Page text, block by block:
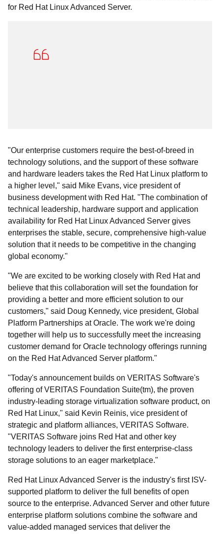
for Red Hat Linux Advanced Server.
"Our enterprise customers require the best-of-breed in
technology solutions, and the support of these software
and hardware leaders takes the Red Hat Linux platform to
a higher level," said Mike Evans, vice president of
business development with Red Hat. "The combination of
technical leadership, hardware support and application
availability for Red Hat Linux Advanced Server gives
enterprises the stable, secure, comprehensive high-value
solution that it needs to be competitive in the changing
global economy."
"We are excited to be working closely with Red Hat and
believe that this collaboration will set the foundation for
providing a better and more efficient solution to our
customers," said Doug Kennedy, vice president, Global
Platform Partnerships at Oracle. The work we're doing
together will help us to successfully meet the increasing
customer demand for Oracle technology offerings running
on the Red Hat Advanced Server platform."
"Today's announcement builds on VERITAS Software's
offering of VERITAS Foundation Suite(tm), the proven
industry-leading storage virtualization software product, on
Red Hat Linux," said Kevin Reinis, vice president of
strategic and platform alliances, VERITAS Software.
"VERITAS Software joins Red Hat and other key
technology leaders to deliver the first enterprise-class
storage solutions to an eager marketplace."
Red Hat Linux Advanced Server is the industry's first ISV-
supported platform to deliver the full benefits of open
source to the enterprise. Advanced Server and other future
enterprise platform solutions combine the software and
value-added managed services that deliver the